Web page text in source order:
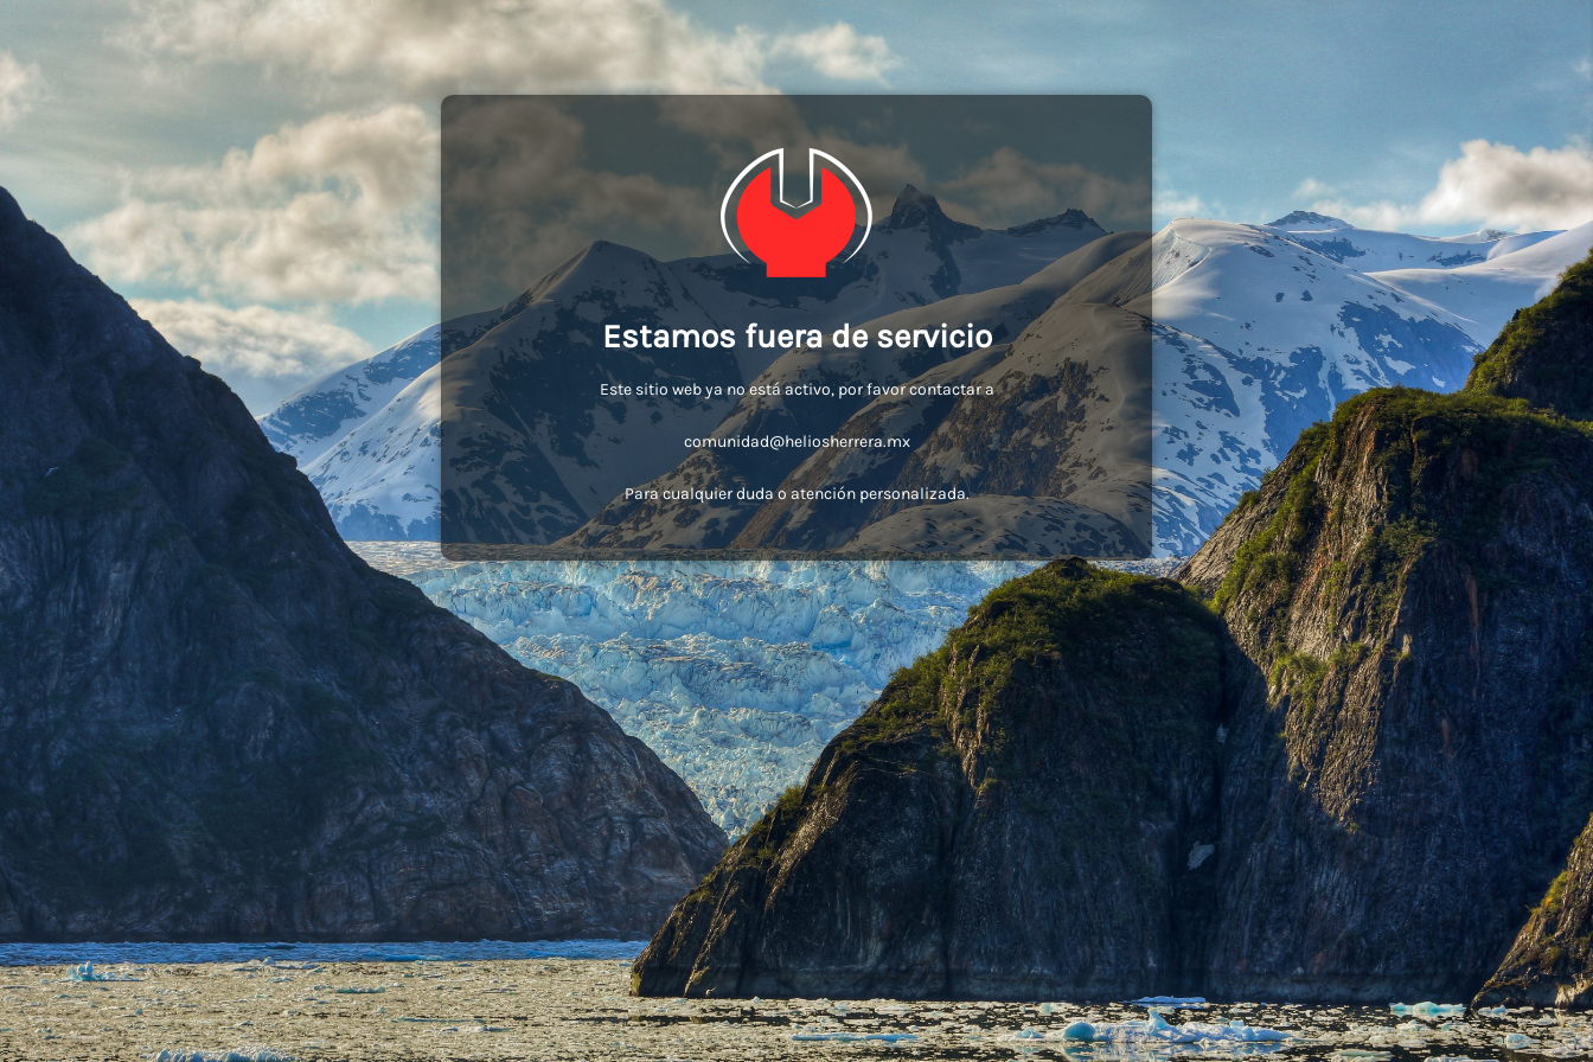
Estamos fuera de servicio
Este sitio web ya no está activo, por favor contactar a
comunidad@heliosherrera.mx
Para cualquier duda o atención personalizada.